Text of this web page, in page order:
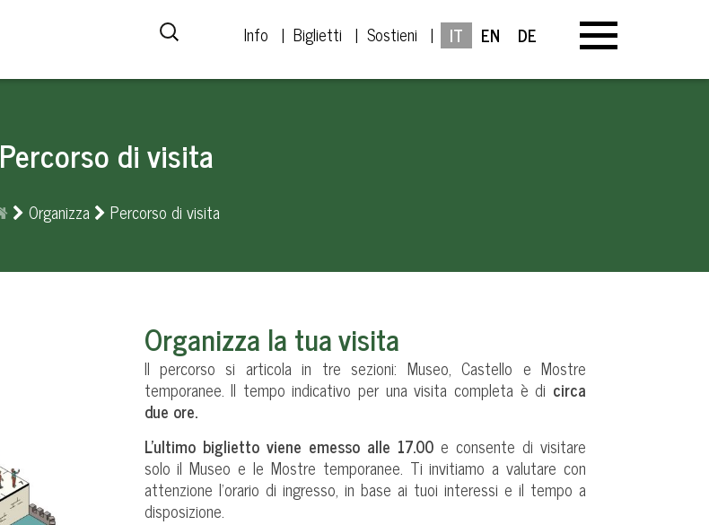
Info Biglietti Sostieni IT EN DE
Percorso di visita
Organizza Percorso di visita
Organizza la tua visita
Il percorso si articola in tre sezioni: Museo, Castello e Mostre
temporanee. Il tempo indicativo per una visita completa è di circa
due ore.
L’ultimo biglietto viene emesso alle 17.00e consente di visitare
solo il Museo e le Mostre temporanee. Ti invitiamo a valutare con
attenzione l’orario di ingresso, in base ai tuoi interessi e il tempo a
disposizione.